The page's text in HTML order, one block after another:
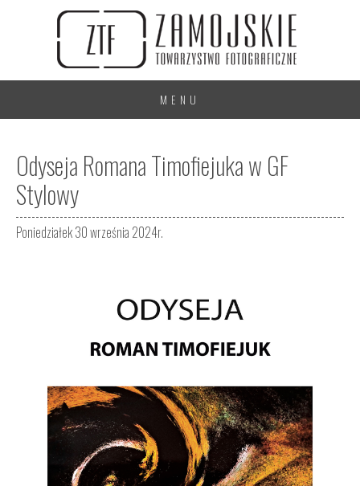
MENU
Odyseja Romana Timofiejuka w GF
Stylowy
Poniedziałek 30 września 2024r.